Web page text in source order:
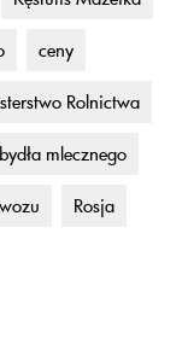
ceny
Rolnictwa
mlecznego
Rosja